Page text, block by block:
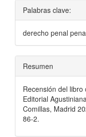
Palabras clave:
derecho penal
Resumen
Recensión del libro
Editorial
Comillas, Madrid
86-2.